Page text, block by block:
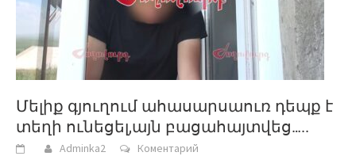
Մելիք գյուղում ահասարսաուռ դեպք է
տեղի ունեցել,այն բացահայտվեց…..
Adminka2 Коментарий